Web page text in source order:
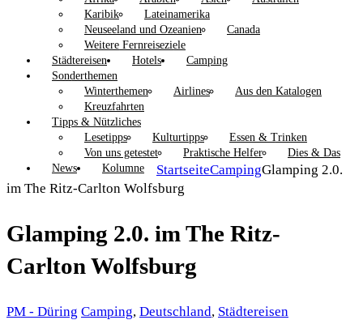
Karibik
Lateinamerika
Neuseeland und Ozeanien
Canada
Weitere Fernreiseziele
Städtereisen
Hotels
Camping
Sonderthemen
Winterthemen
Airlines
Aus den Katalogen
Kreuzfahrten
Tipps & Nützliches
Lesetipps
Kulturtipps
Essen & Trinken
Von uns getestet
Praktische Helfer
Dies & Das
News
Kolumne StartseiteCampingGlamping 2.0.
im The Ritz-Carlton Wolfsburg
Glamping 2.0. im The Ritz-
Carlton Wolfsburg
PM - Düring Camping, Deutschland, Städtereisen